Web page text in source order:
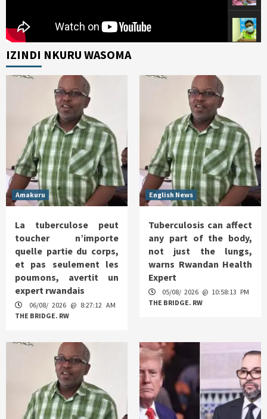
IZINDI NKURU WASOMA
Amakuru
La tuberculose peut
toucher n’importe
quelle partie du corps,
et pas seulement les
poumons, avertit un
expert rwandais
06/08/ 2026 @ 8:27:12 AM
THE BRIDGE. RW
English News
Tuberculosis can affect
any part of the body,
not just the lungs,
warns Rwandan Health
Expert
05/08/ 2026 @ 10:58:13 PM
THE BRIDGE. RW